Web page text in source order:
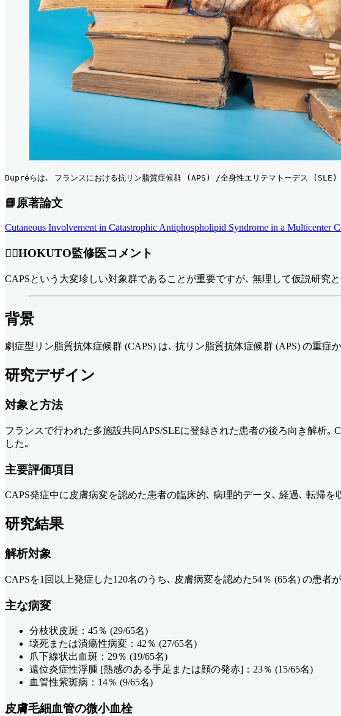
Dupréらは､ フランスにおける抗リン脂質症候群 (APS) /全身性エリテマトーデス (SLE)
📘原著論文
Cutaneous Involvement in Catastrophic Antiphospholipid Syndrome in a
👨‍⚕️HOKUTO監修医コメント
CAPSという大変珍しい対象群であることが重要ですが､ 無理して仮説研究
背景
劇症型リン脂質抗体症候群 (CAPS) は､ 抗リン脂質抗体症候群 (APS) の重
研究デザイン
対象と方法
フランスで行われた多施設共同APS/SLEに登録された患者の後ろ向き解析
した｡
主要評価項目
CAPS発症中に皮膚病変を認めた患者の臨床的､ 病理的データ､ 経過､ 転帰
研究結果
解析対象
CAPSを1回以上発症した120名のうち､ 皮膚病変を認めた54％ (65名) の患者
主な病変
分枝状皮斑：45％ (29/65名)
壊死または潰瘍性病変：42％ (27/65名)
爪下線状出血斑：29％ (19/65名)
遠位炎症性浮腫 [熱感のある手足または顔の発赤]：23％ (15/65名)
血管性紫斑病：14％ (9/65名)
皮膚毛細血管の微小血栓